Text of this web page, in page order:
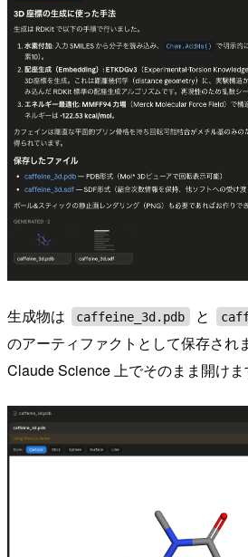
生成物は caffeine_3d.pdb と
のアーティファクトとして保存され
Claude Science 上でそのまま開けま